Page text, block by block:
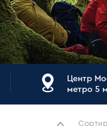
Центр
метро 5